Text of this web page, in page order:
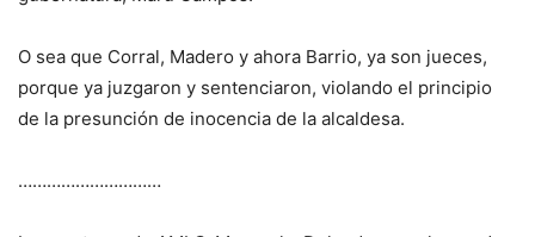
O sea que Corral, Madero y ahora Barrio, ya son jueces,
porque ya juzgaron y sentenciaron, violando el principio
de la presunción de inocencia de la alcaldesa.
…………………………